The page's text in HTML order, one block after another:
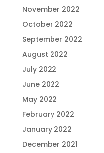
November 2022
October 2022
September 2022
August 2022
July 2022
June 2022
May 2022
February 2022
January 2022
December 2021